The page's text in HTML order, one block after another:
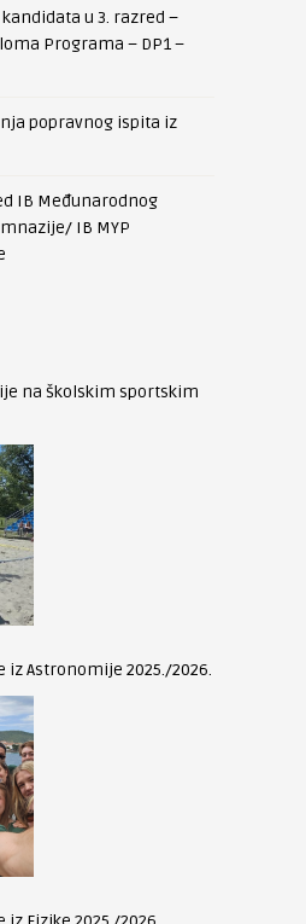
u 3. razred –
Programa – DP1 –
popravnog ispita iz
IB Međunarodnog
IB MYP
na školskim sportskim
Astronomije 2025./2026.